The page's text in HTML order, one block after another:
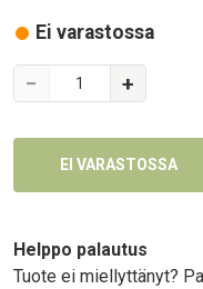
Ei varastossa
Variations
− +
Text
Helppo palautus
Tuote ei miellyttänyt?